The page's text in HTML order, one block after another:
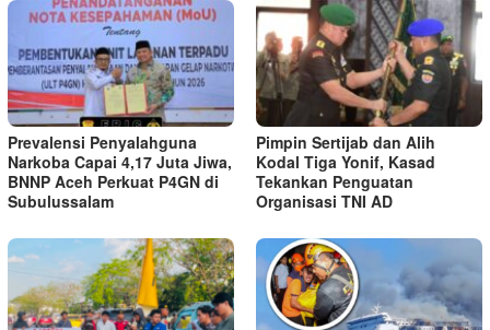
Prevalensi Penyalahguna
Narkoba Capai 4,17 Juta Jiwa,
BNNP Aceh Perkuat P4GN di
Subulussalam
Pimpin Sertijab dan Alih
Kodal Tiga Yonif, Kasad
Tekankan Penguatan
Organisasi TNI AD